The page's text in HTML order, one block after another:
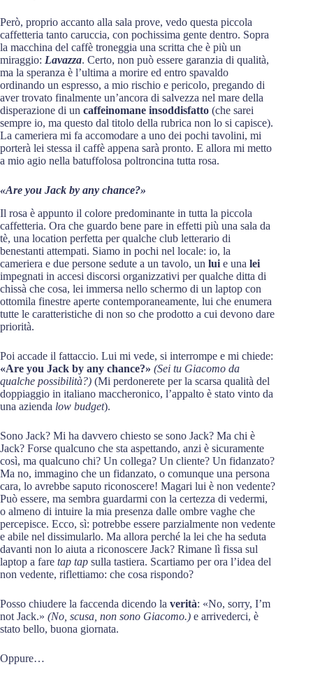
Però, proprio accanto alla sala prove, vedo questa piccola
caffetteria tanto caruccia, con pochissima gente dentro. Sopra
la macchina del caffè troneggia una scritta che è più un
miraggio: Lavazza. Certo, non può essere garanzia di qualità,
ma la speranza è l’ultima a morire ed entro spavaldo
ordinando un espresso, a mio rischio e pericolo, pregando di
aver trovato finalmente un’ancora di salvezza nel mare della
disperazione di un caffeinomane insoddisfatto (che sarei
sempre io, ma questo dal titolo della rubrica non lo si capisce).
La cameriera mi fa accomodare a uno dei pochi tavolini, mi
porterà lei stessa il caffè appena sarà pronto. E allora mi metto
a mio agio nella batuffolosa poltroncina tutta rosa.
«Are you Jack by any chance?»
Il rosa è appunto il colore predominante in tutta la piccola
caffetteria. Ora che guardo bene pare in effetti più una sala da
tè, una location perfetta per qualche club letterario di
benestanti attempati. Siamo in pochi nel locale: io, la
cameriera e due persone sedute a un tavolo, un lui e una lei
impegnati in accesi discorsi organizzativi per qualche ditta di
chissà che cosa, lei immersa nello schermo di un laptop con
ottomila finestre aperte contemporaneamente, lui che enumera
tutte le caratteristiche di non so che prodotto a cui devono dare
priorità.
Poi accade il fattaccio. Lui mi vede, si interrompe e mi chiede:
«Are you Jack by any chance?» (Sei tu Giacomo da
qualche possibilità?) (Mi perdonerete per la scarsa qualità del
doppiaggio in italiano maccheronico, l’appalto è stato vinto da
una azienda low budget).
Sono Jack? Mi ha davvero chiesto se sono Jack? Ma chi è
Jack? Forse qualcuno che sta aspettando, anzi è sicuramente
così, ma qualcuno chi? Un collega? Un cliente? Un fidanzato?
Ma no, immagino che un fidanzato, o comunque una persona
cara, lo avrebbe saputo riconoscere! Magari lui è non vedente?
Può essere, ma sembra guardarmi con la certezza di vedermi,
o almeno di intuire la mia presenza dalle ombre vaghe che
percepisce. Ecco, sì: potrebbe essere parzialmente non vedente
e abile nel dissimularlo. Ma allora perché la lei che ha seduta
davanti non lo aiuta a riconoscere Jack? Rimane lì fissa sul
laptop a fare tap tap sulla tastiera. Scartiamo per ora l’idea del
non vedente, riflettiamo: che cosa rispondo?
Posso chiudere la faccenda dicendo la verità: «No, sorry, I’m
not Jack.» (No, scusa, non sono Giacomo.) e arrivederci, è
stato bello, buona giornata.
Oppure…